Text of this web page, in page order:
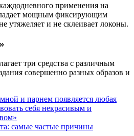
применения на
мощным фиксирующим
утяжеляет и не склеивает локоны.
три средства с различным
совершенно разных образов и
и парнем появляется любая
себя некрасивым и
самые частые причины